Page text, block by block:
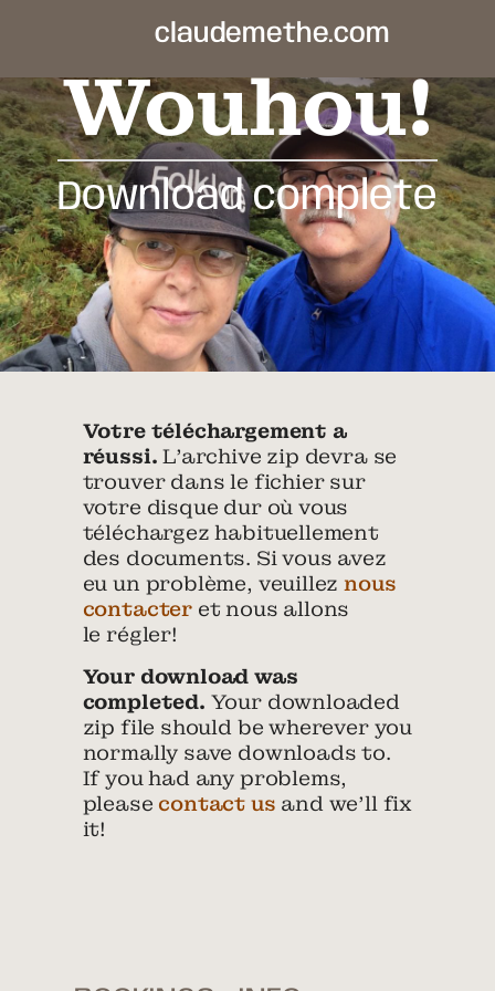
claudemethe.com
Wouhou!
Download complete
Votre téléchargement a
réussi. L’archive zip devra se
trouver dans le fichier sur
votre disque dur où vous
téléchargez habituellement
des documents. Si vous avez
eu un problème, veuilleznous
contacter et nous allons
le régler!
Your download was
completed. Your downloaded
zip file should be wherever you
normally save downloads to.
If you had any problems,
please contact us and we’ll fix
it!